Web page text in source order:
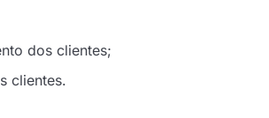
dos clientes;
clientes.